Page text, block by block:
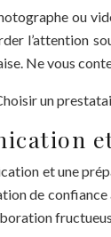
ou
l’attention
Ne vous
un
et une
de